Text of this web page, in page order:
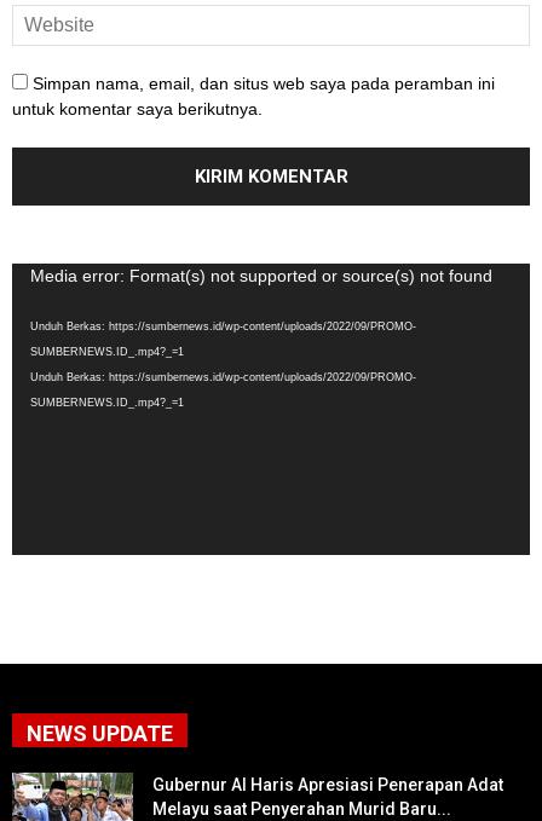
Simpan nama, email, dan situs web saya pada peramban ini
untuk komentar saya berikutnya.
Pemutar
Media error: Format(s) not supported or source(s) not found
Unduh Berkas: https://sumbernews.id/wp-content/uploads/2022/09/PROMO-
SUMBERNEWS.ID_.mp4?_=1
Unduh Berkas: https://sumbernews.id/wp-content/uploads/2022/09/PROMO-
SUMBERNEWS.ID_.mp4?_=1
NEWS UPDATE
Gubernur Al Haris Apresiasi Penerapan Adat
Melayu saat Penyerahan Murid Baru...